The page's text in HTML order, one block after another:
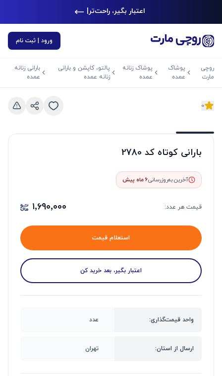
اعتبار بگیر، راحت‌تر خر|
ورود | ثبت نام
روچی
مارت
پوشاک
عمده
پوشاک زنانه
عمده
پالتو، کاپشن و بارانی
زنانه عمده
بارانی زنانه
عمده
0
بارانی کوتاه کد 2780
آخرین به‌روزرسانی6 ماه پیش
قیمت هر عدد: ۱٬۶۹۰٬۰۰۰
استعلام قیمت
اعتبار بگیر، بعد خرید کن
واحد قیمت‌گذاری: عدد
ارسال از استان: تهران